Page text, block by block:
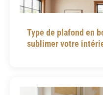
Type de plafond en
sublimer votre